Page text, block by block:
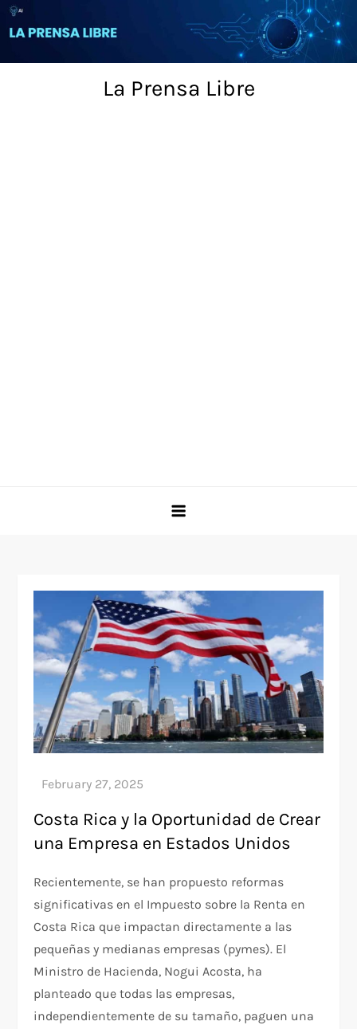
Skip
to
La Prensa Libre
Costa Rica y la Oportunidad de Crear
una Empresa en Estados Unidos
Recientemente, se han propuesto reformas
significativas en el Impuesto sobre la Renta en
Costa Rica que impactan directamente a las
pequeñas y medianas empresas (pymes). El
Ministro de Hacienda, Nogui Acosta, ha
planteado que todas las empresas,
independientemente de su tamaño, paguen una